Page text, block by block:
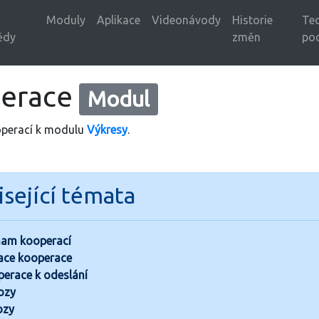
Moduly Aplikace Videonávody
Historie
změn
Modul
k modulu Výkresy.
témata
kooperací
kooperace
k odeslání